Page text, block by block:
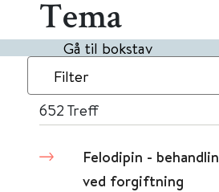
Tema
Gå til bokstav
Filter
652 Treff
Felodipin -
ved forgiftning